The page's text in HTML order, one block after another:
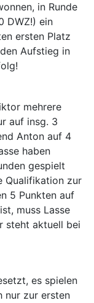
in Runde
DWZ!) ein
ersten Platz
Aufstieg in
mehrere
auf insg. 3
Anton auf 4
haben
gespielt
Qualifikation zur
5 Punkten auf
muss Lasse
steht aktuell bei
es spielen
nur zur ersten